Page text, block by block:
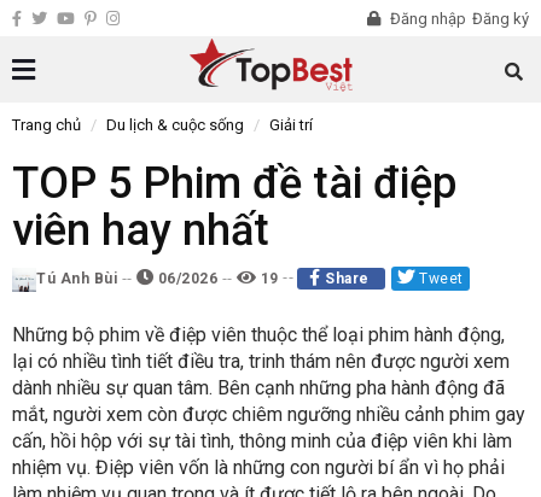
Đăng nhập Đăng ký
Trang chủ Du lịch & cuộc sống Giải trí
TOP 5 Phim đề tài điệp
viên hay nhất
Tú Anh Bùi 06/2026 19 Share Tweet
Những bộ phim về điệp viên thuộc thể loại phim hành động,
lại có nhiều tình tiết điều tra, trinh thám nên được người xem
dành nhiều sự quan tâm. Bên cạnh những pha hành động đã
mắt, người xem còn được chiêm ngưỡng nhiều cảnh phim gay
cấn, hồi hộp với sự tài tình, thông minh của điệp viên khi làm
nhiệm vụ. Điệp viên vốn là những con người bí ẩn vì họ phải